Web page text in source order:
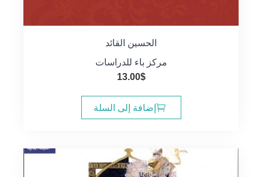
الحسين القائد
مركز باء للدراسات
13.00$
إضافة إلى السلة